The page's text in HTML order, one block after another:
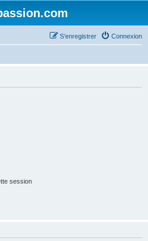
Connexion
S’enregistrer
session